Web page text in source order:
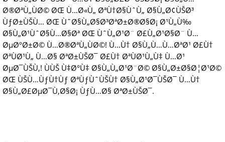
Ø®ØªÙ„ÙØ© ØŒ Ù…Ø«Ù„ ØªÙ†Ø§ÙˆÙ„ Ø§Ù„Ø¢ÙŠØ³
ÙƒØ±ÙŠÙ… ØŒ ÙˆØ§Ù„Ø§Ø³ØªØ±Ø®Ø§Ø¡ Ø¹Ù„Ù‰
Ø§Ù„Ø¹ÙˆØ§Ù…Ø§Øª ØŒ ÙˆÙ„Ø¹Ø¨ Ø£Ù„Ø¹Ø§Ø¨ Ù…
ØµØºØ±Ø© Ù…Ø®ØªÙ„ÙØ©! Ù…Ù† Ø§Ù„Ù…Ù…ØªØ¹ Ø£Ù†
ØªÙØ¹Ù„ Ù…Ø§ ØªØ±ÙŠØ¯ Ø£Ù† ØªÙØ¹Ù„Ù‡ Ù…Ø¹
ØµØ¯ÙŠÙ‚! ÙÙŠ Ù‡Ø°Ù‡ Ø§Ù„Ù„Ø¹Ø¨Ø© Ø§Ù„Ø±Ø§Ø¦Ø¹Ø©
ØŒ ÙŠÙ…ÙƒÙ†Ùƒ ØªÙƒÙˆÙŠÙ† Ø§Ù„Ø¹Ø¯ÙŠØ¯ Ù…Ù†
Ø§Ù„Ø£ØµØ¯Ù‚Ø§Ø¡ ÙƒÙ…Ø§ ØªØ±ÙŠØ¯.